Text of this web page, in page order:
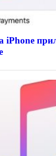
iPhone